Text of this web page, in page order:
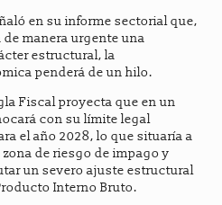
en su informe sectorial que,
manera urgente una
estructural, la
penderá de un hilo.
Fiscal proyecta que en un
con su límite legal
el año 2028, lo que situaría a
de riesgo de impago y
un severo ajuste estructural
Interno Bruto.